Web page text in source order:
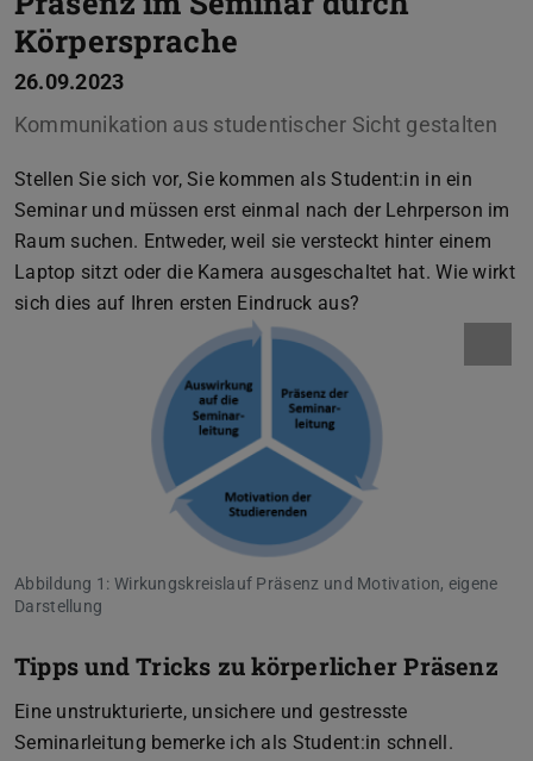
Körpersprache
26.09.2023
Kommunikation aus studentischer Sicht gestalten
Stellen Sie sich vor, Sie kommen als Student:in in ein
Seminar und müssen erst einmal nach der Lehrperson im
Raum suchen. Entweder, weil sie versteckt hinter einem
Laptop sitzt oder die Kamera ausgeschaltet hat. Wie wirkt
sich dies auf Ihren ersten Eindruck aus?
Abbildung 1: Wirkungskreislauf Präsenz und Motivation, eigene
Darstellung
Tipps und Tricks zu körperlicher Präsenz
Eine unstrukturierte, unsichere und gestresste
Seminarleitung bemerke ich als Student:in schnell.